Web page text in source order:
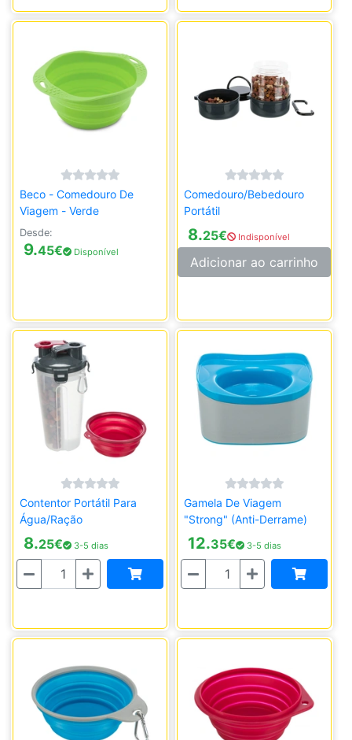
Beco - Comedouro De
Viagem - Verde
Desde:
9.45€ Disponível
Comedouro/Bebedouro
Portátil
8.25€ Indisponível
Adicionar ao carrinho
Contentor Portátil Para
Água/Ração
8.25€ 3-5 dias
Quantidade
Gamela De Viagem
"Strong" (Anti-Derrame)
12.35€ 3-5 dias
Quantidade